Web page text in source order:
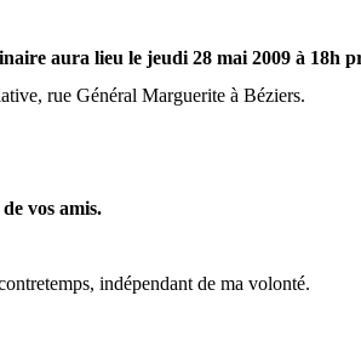
aura lieu le jeudi 28 mai 2009 à 18h
rue Général Marguerite à Béziers.
vos amis.
indépendant de ma volonté.